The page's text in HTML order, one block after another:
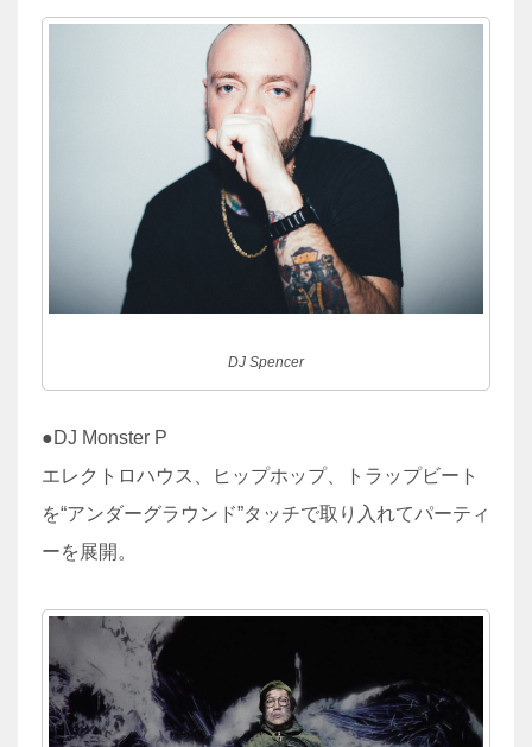
DJ Spencer
●DJ Monster P
エレクトロハウス、ヒップホップ、トラップビート
を“アンダーグラウンド”タッチで取り入れてパーティ
ーを展開。